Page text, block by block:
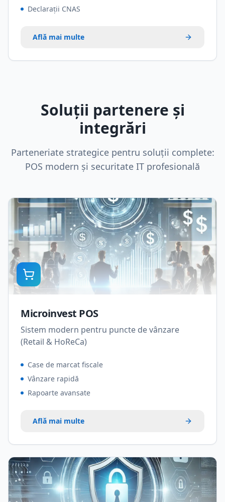
Declarații CNAS
Află mai multe
Soluții partenere și
integrări
Parteneriate strategice pentru soluții complete:
POS modern și securitate IT profesională
Microinvest POS
Sistem modern pentru puncte de vânzare
(Retail & HoReCa)
Case de marcat fiscale
Vânzare rapidă
Rapoarte avansate
Află mai multe